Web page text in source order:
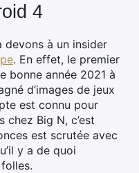
4
devons à un insider
. En effet, le premier
bonne année 2021 à
d’images de jeux
est connu pour
chez Big N, c’est
est scrutée avec
y a de quoi